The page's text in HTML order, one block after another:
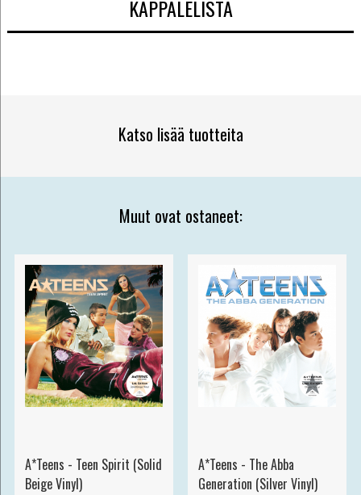
KAPPALELISTA
Katso lisää tuotteita
Muut ovat ostaneet:
A*Teens - Teen Spirit (Solid
Beige Vinyl)
A*Teens - The Abba
Generation (Silver Vinyl)